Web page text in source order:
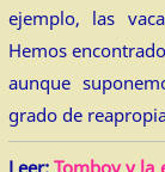
ejemplo, las
Hemos
aunque
grado de
Leer: Tomboy y la